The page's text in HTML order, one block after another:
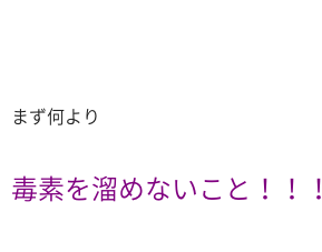
まず何より
毒素を溜めないこと！！！